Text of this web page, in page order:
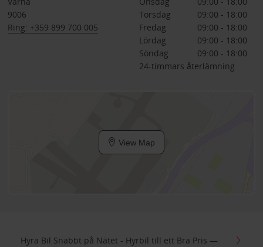
9006
Ring: +359 899 700 005
Torsdag
09:00 - 18:00
Fredag
09:00 - 18:00
Lördag
09:00 - 18:00
Söndag
09:00 - 18:00
24-timmars återlämning
View Map
Hyra Bil Snabbt på Nätet - Hyrbil till ett Bra Pris —